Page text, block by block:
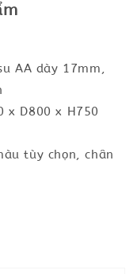
AA dày 17mm,
x D800 x H750
tùy chọn, chân